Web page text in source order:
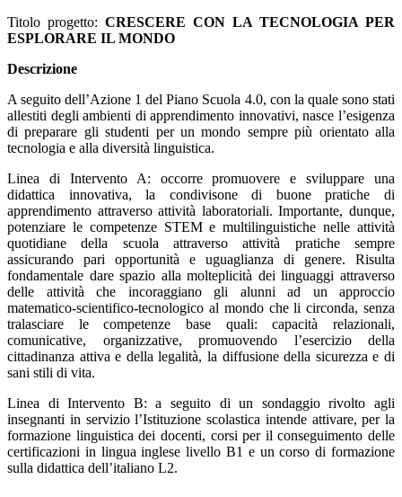
Titolo progetto: CRESCERE CON LA TECNOLOGIA PER
ESPLORARE IL MONDO
Descrizione
A seguito dell’Azione 1 del Piano Scuola 4.0, con la quale sono stati
allestiti degli ambienti di apprendimento innovativi, nasce l’esigenza
di preparare gli studenti per un mondo sempre più orientato alla
tecnologia e alla diversità linguistica.
Linea di Intervento A: occorre promuovere e sviluppare una
didattica innovativa, la condivisone di buone pratiche di
apprendimento attraverso attività laboratoriali. Importante, dunque,
potenziare le competenze STEM e multilinguistiche nelle attività
quotidiane della scuola attraverso attività pratiche sempre
assicurando pari opportunità e uguaglianza di genere. Risulta
fondamentale dare spazio alla molteplicità dei linguaggi attraverso
delle attività che incoraggiano gli alunni ad un approccio
matematico-scientifico-tecnologico al mondo che li circonda, senza
tralasciare le competenze base quali: capacità relazionali,
comunicative, organizzative, promuovendo l’esercizio della
cittadinanza attiva e della legalità, la diffusione della sicurezza e di
sani stili di vita.
Linea di Intervento B: a seguito di un sondaggio rivolto agli
insegnanti in servizio l’Istituzione scolastica intende attivare, per la
formazione linguistica dei docenti, corsi per il conseguimento delle
certificazioni in lingua inglese livello B1 e un corso di formazione
sulla didattica dell’italiano L2.